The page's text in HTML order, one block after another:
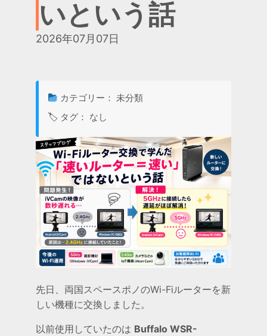
いという話
2026年07月07日
カテゴリー： 未分類
🏷 タグ： なし
先日、両国スペースポノのWi-Fiルーターを新
しい機種に交換しました。
以前使用していたのは Buffalo WSR-